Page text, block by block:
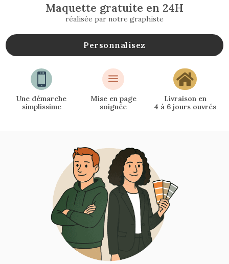
Maquette gratuite en 24H
réalisée par notre graphiste
Personnalisez

Une démarche
simplissime
a
Mise en page
soignée

Livraison en
4 à 6 jours ouvrés